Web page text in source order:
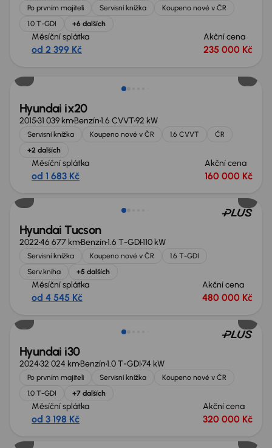
Po prvním majiteli Servisní knížka
Koupeno nové v ČR
1.0 T-GDI
+6 dalších
Měsíční splátka
od 2 399 Kč
Akční cena
235 000 Kč
Hyundai ix20
201531 039 kmBenzín1.6 CVVT92 kW
Servisní knížka Koupeno nové v ČR 1.6 CVVT
ČR
+2 dalších
Měsíční splátka
od 1 683 Kč
Akční cena
160 000 Kč
Nově v nabídce
Hyundai Tucson
202246 677 kmBenzín1.6 T-GDI110 kW
Servisní knížka Koupeno nové v ČR
1.6 T-GDI
Serv.kniha
+5 dalších
Měsíční splátka
od 4 545 Kč
Akční cena
480 000 Kč
Ušetříte 149 999 Kč
Hyundai i30
202432 024 kmBenzín1.0 T-GDI74 kW
Po prvním majiteli Servisní knížka
Koupeno nové v ČR
1.0 T-GDI
+7 dalších
Měsíční splátka
od 3 198 Kč
Akční cena
320 000 Kč
Možnost odpočtu DPH